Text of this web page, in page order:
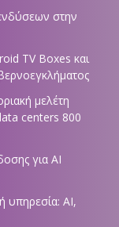
στην
TV Boxes και
μελέτη
centers 800
για AI
υπηρεσία: AI,